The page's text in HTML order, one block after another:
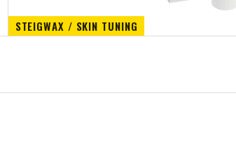
STEIGWAX / SKIN TUNING